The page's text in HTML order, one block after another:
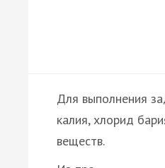
Для выполнения
калия, хлорид
веществ.